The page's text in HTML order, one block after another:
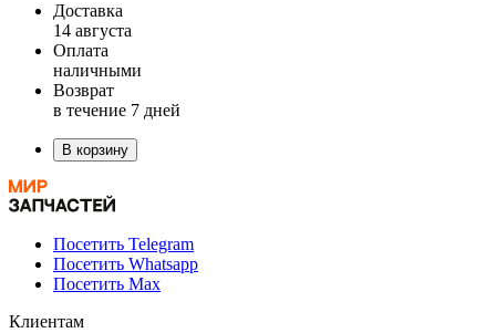
Доставка
14 августа
Оплата
наличными
Возврат
в течение 7 дней
В корзину
Посетить Telegram
Посетить Whatsapp
Посетить Max
Клиентам